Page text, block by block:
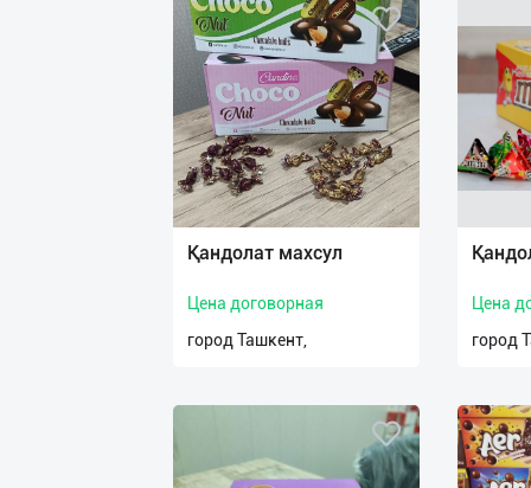
Қандолат махсул
Цена договорная
город Ташкент,
Цена
город